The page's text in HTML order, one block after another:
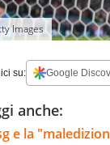
Images
su: Google
anche:
e la